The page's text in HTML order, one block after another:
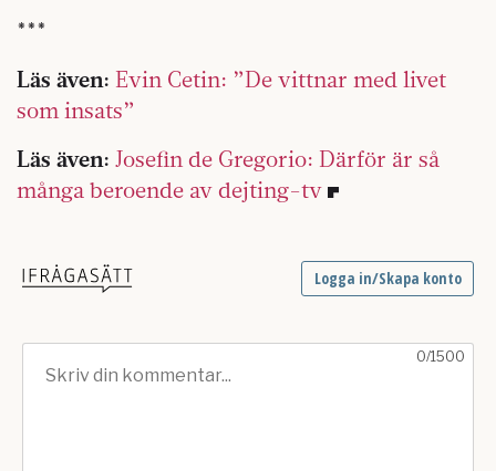
***
Läs även: Evin Cetin: ”De vittnar med livet
som insats”
Läs även: Josefin de Gregorio: Därför är så
många beroende av dejting-tv